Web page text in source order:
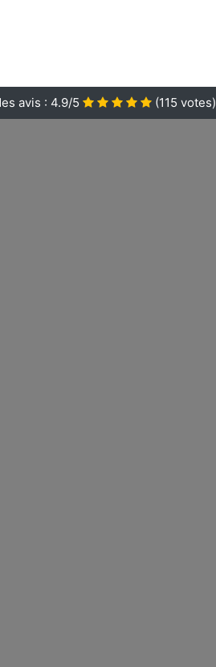
avis : 4.9/5 (115 votes)